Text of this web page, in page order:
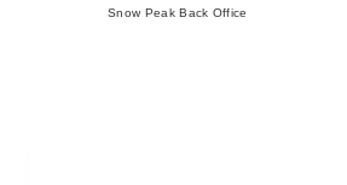
Snow Peak Back Office